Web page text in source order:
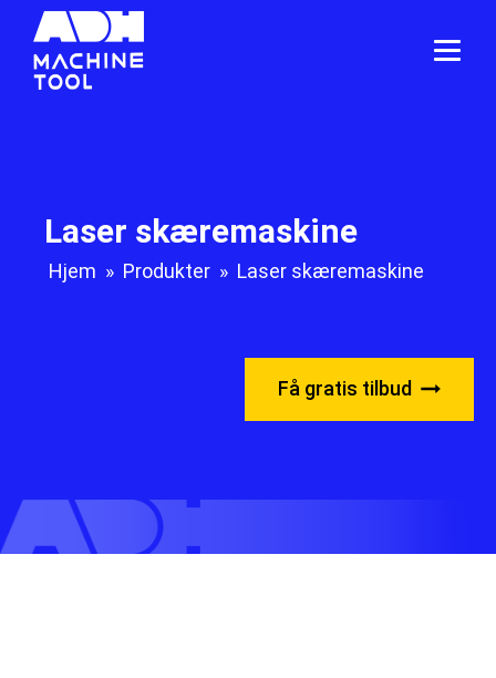
Laser skæremaskine
Hjem » Produkter » Laser skæremaskine
Få gratis tilbud